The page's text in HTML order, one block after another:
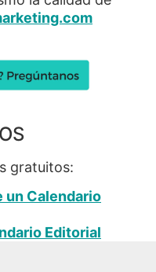
gratuitos:
un Calendario
Editorial